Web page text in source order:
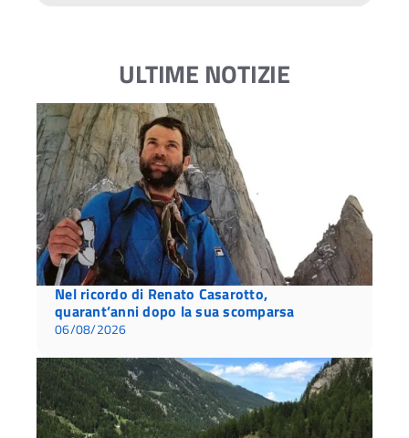
ULTIME NOTIZIE
Nel ricordo di Renato Casarotto,
quarant’anni dopo la sua scomparsa
06/08/2026